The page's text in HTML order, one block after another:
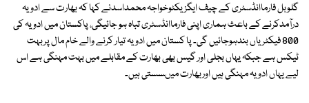
گلوبل فارماانڈسٹری کے چیف ایگزیکٹوخواجہ محمداسدنے کہا کہ بھارت سے ادویہ
درآمدکرنے کے باعث ہماری اپنی فارماانڈسٹری تباہ ہو جائیگی، پاکستان میں ادویہ کی
800 فیکٹریاں بندہوجائیں گی۔ پا کستان میں ادویہ تیار کرنے والے خام مال پربہت
ٹیکس ہے جبکہ یہاں بجلی اور گیس بھی بھارت کے مقابلے میں بہت مہنگی ہے اس
لیے یہاں ادویہ مہنگی ہیں اوربھارت میںسستی ہیں۔